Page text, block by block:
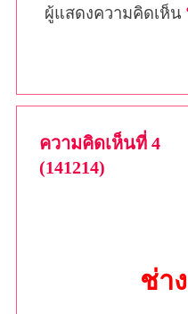
ผู้แสดงความคิดเห็น
ความคิดเห็นที่ 4
(141214)
ช่า